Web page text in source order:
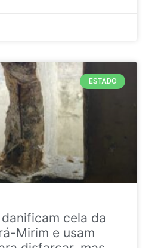
ESTADO
cela da
Mirim e usam